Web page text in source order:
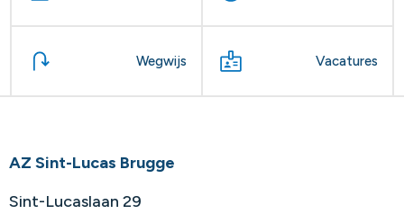
Wegwijs Vacatures
AZ Sint-Lucas Brugge
Sint-Lucaslaan 29